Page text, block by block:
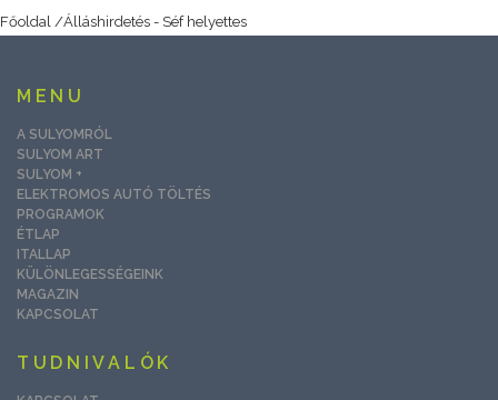
Főoldal /Álláshirdetés - Séf helyettes
MENU
A SULYOMRÓL
SULYOM ART
SULYOM +
ELEKTROMOS AUTÓ TÖLTÉS
PROGRAMOK
ÉTLAP
ITALLAP
KÜLÖNLEGESSÉGEINK
MAGAZIN
KAPCSOLAT
TUDNIVALÓK